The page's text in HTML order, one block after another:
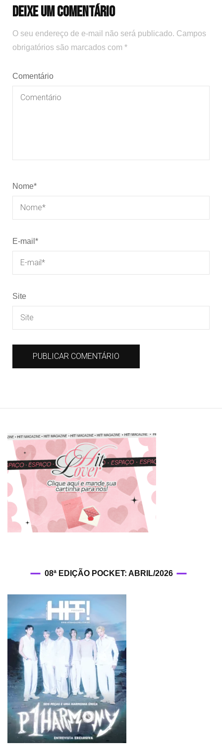
Deixe um comentário
O seu endereço de e-mail não será publicado. Campos
obrigatórios são marcados com *
Comentário
Nome*
E-mail *
Site
08ª EDIÇÃO POCKET: ABRIL/2026